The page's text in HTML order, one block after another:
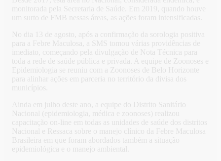
monitorada pela Secretaria de Saúde. Em 2019, quando houve
um surto de FMB nessas áreas, as ações foram intensificadas.
No dia 13 de agosto, após a confirmação da sorologia positiva
para a Febre Maculosa, a SMS tomou várias providências de
imediato, começando pela divulgação de Nota Técnica para
toda a rede de saúde pública e privada. A equipe de Zoonoses e
Epidemiologia se reuniu com a Zoonoses de Belo Horizonte
para alinhar ações em parceria no território da divisa dos
municípios.
Ainda em julho deste ano, a equipe do Distrito Sanitário
Nacional (epidemiologia, médica e zoonoses) realizou
capacitação on-line em todas as unidades de saúde dos distritos
Nacional e Ressaca sobre o manejo clínico da Febre Maculosa
Brasileira em que foram abordados também a situação
epidemiológica e o manejo ambiental.